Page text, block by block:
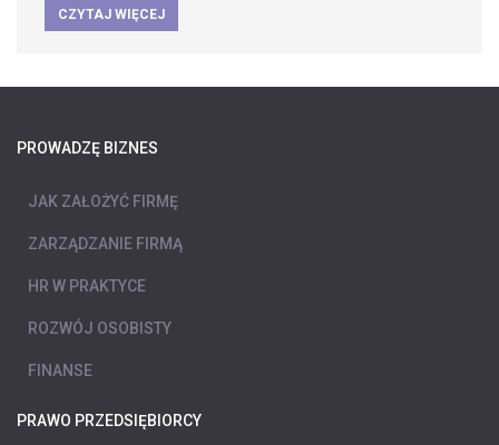
CZYTAJ WIĘCEJ
PROWADZĘ BIZNES
JAK ZAŁOŻYĆ FIRMĘ
ZARZĄDZANIE FIRMĄ
HR W PRAKTYCE
ROZWÓJ OSOBISTY
FINANSE
PRAWO PRZEDSIĘBIORCY